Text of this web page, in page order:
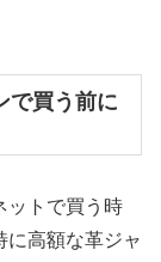
で買う前に
ットで買う時
に高額な革ジャ